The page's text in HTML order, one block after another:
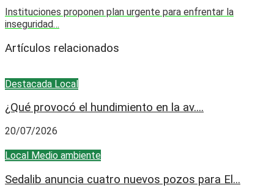
Instituciones proponen plan urgente para enfrentar la
inseguridad…
Artículos relacionados
Destacada Local
¿Qué provocó el hundimiento en la av....
20/07/2026
Local Medio ambiente
Sedalib anuncia cuatro nuevos pozos para El...